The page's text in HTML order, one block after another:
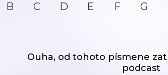
B C D E F G
Ouha, od tohoto písmene
podcast